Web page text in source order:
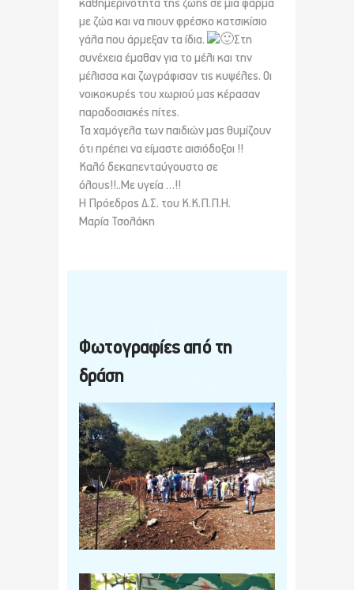
καθημερινότητα της ζωής σε μια φάρμα
με ζώα και να πιουν φρέσκο κατσικίσιο
γάλα που άρμεξαν τα ίδια.
Στη
συνέχεια έμαθαν για το μέλι και την
μέλισσα και ζωγράφισαν τις κυψέλες. Οι
νοικοκυρές του χωριού μας κέρασαν
παραδοσιακές πίτες.
Τα χαμόγελα των παιδιών μας θυμίζουν
ότι πρέπει να είμαστε αισιόδοξοι !!
Καλό δεκαπενταύγουστο σε
όλους!!..Με υγεία …!!
Η Πρόεδρος Δ.Σ. του Κ.Κ.Π.Π.Η.
Μαρία Τσολάκη
Φωτογραφίες από τη
δράση